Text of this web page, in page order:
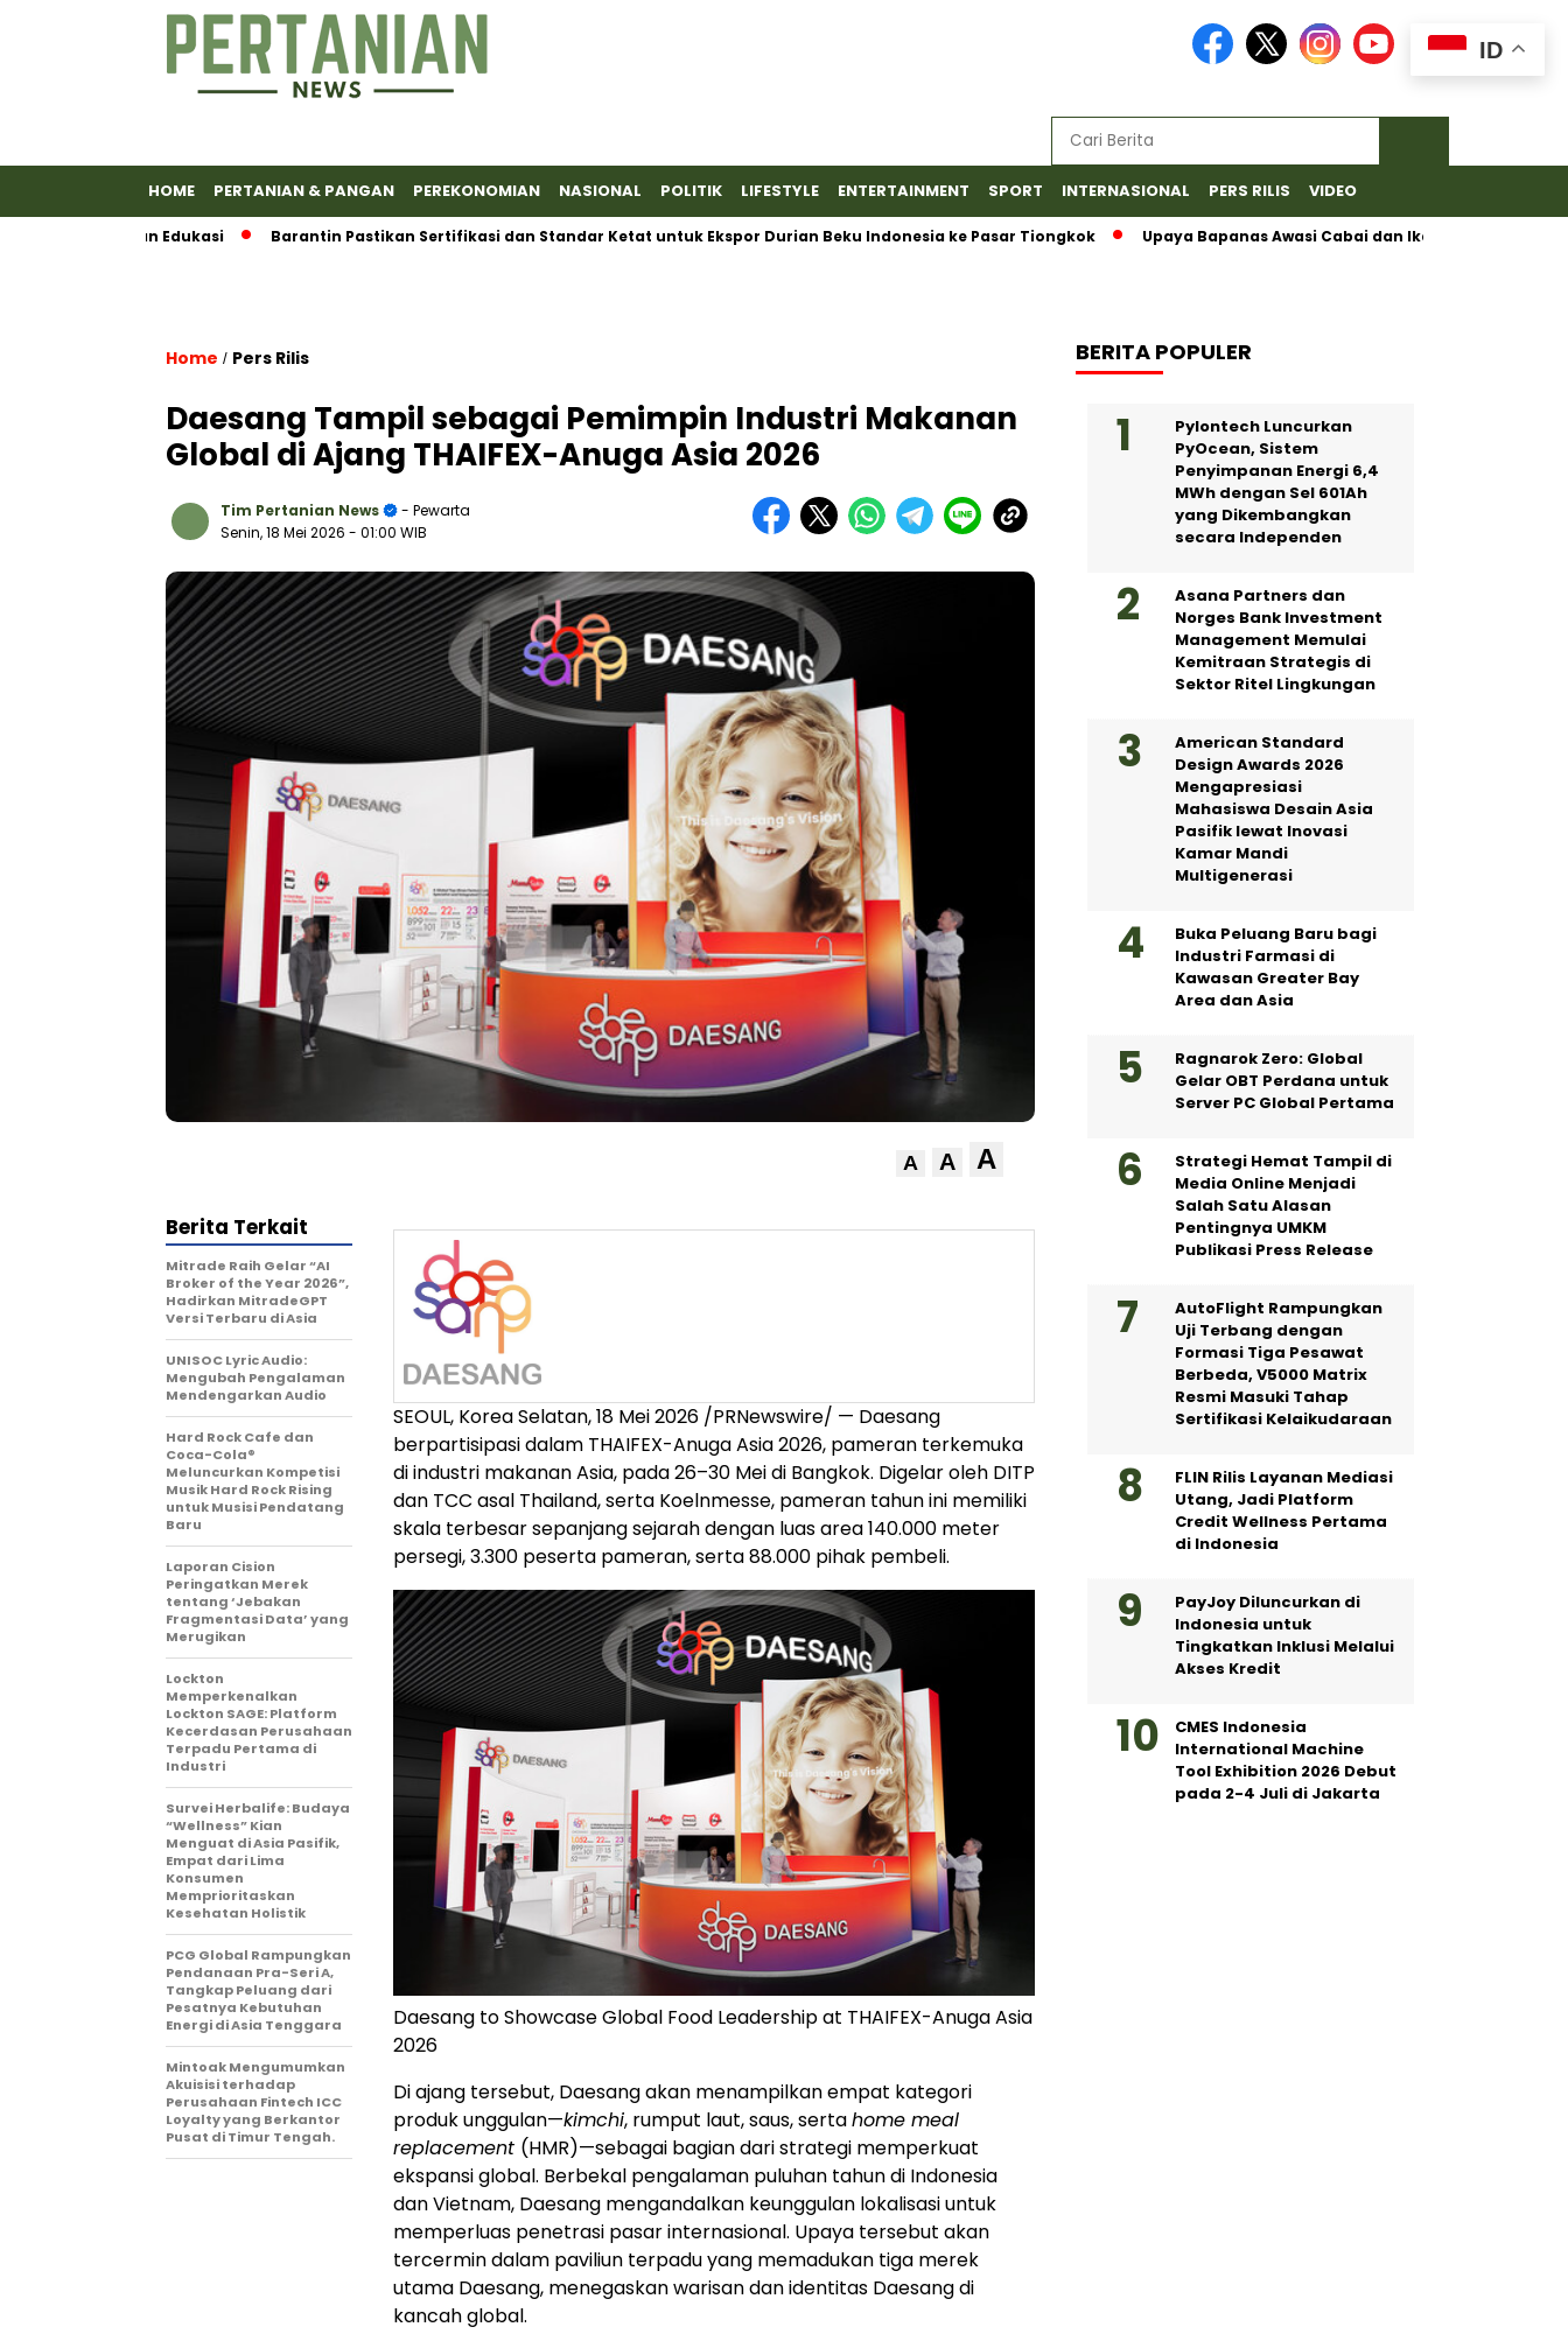
HOME PERTANIAN & PANGAN PEREKONOMIAN NASIONAL POLITIK LIFESTYLE ENTERTAINMENT SPORT INTERNASIONAL PERS RILIS VIDEO
dan Edukasi Barantin Pastikan Sertifikasi dan Standar Ketat untuk Ekspor Durian Beku Indonesia ke Pasar Tiongkok Upaya Bapanas Awasi Cabai dan Ikan Asin Demi Jaga
Home / Pers Rilis
Daesang Tampil sebagai Pemimpin Industri Makanan
Global di Ajang THAIFEX-Anuga Asia 2026
Tim Pertanian News
- Pewarta
Senin, 18 Mei 2026 - 01:00 WIB
A A A
SEOUL, Korea Selatan, 18 Mei 2026 /PRNewswire/ — Daesang
berpartisipasi dalam THAIFEX-Anuga Asia 2026, pameran terkemuka
di industri makanan Asia, pada 26–30 Mei di Bangkok. Digelar oleh DITP
dan TCC asal Thailand, serta Koelnmesse, pameran tahun ini memiliki
skala terbesar sepanjang sejarah dengan luas area 140.000 meter
persegi, 3.300 peserta pameran, serta 88.000 pihak pembeli.
Daesang to Showcase Global Food Leadership at THAIFEX-Anuga Asia
2026
Di ajang tersebut, Daesang akan menampilkan empat kategori
produk unggulan—kimchi, rumput laut, saus, sertahome meal
replacement (HMR)—sebagai bagian dari strategi memperkuat
ekspansi global. Berbekal pengalaman puluhan tahun di Indonesia
dan Vietnam, Daesang mengandalkan keunggulan lokalisasi untuk
memperluas penetrasi pasar internasional. Upaya tersebut akan
tercermin dalam paviliun terpadu yang memadukan tiga merek
utama Daesang, menegaskan warisan dan identitas Daesang di
kancah global.
Berita Terkait
Mitrade Raih Gelar “AI
Broker of the Year 2026”,
Hadirkan MitradeGPT
Versi Terbaru di Asia
UNISOC Lyric Audio:
Mengubah Pengalaman
Mendengarkan Audio
Hard Rock Cafe dan
Coca-Cola®
Meluncurkan Kompetisi
Musik Hard Rock Rising
untuk Musisi Pendatang
Baru
Laporan Cision
Peringatkan Merek
tentang ‘Jebakan
Fragmentasi Data’ yang
Merugikan
Lockton
Memperkenalkan
Lockton SAGE: Platform
Kecerdasan Perusahaan
Terpadu Pertama di
Industri
Survei Herbalife: Budaya
“Wellness” Kian
Menguat di Asia Pasifik,
Empat dari Lima
Konsumen
Memprioritaskan
Kesehatan Holistik
PCG Global Rampungkan
Pendanaan Pra-Seri A,
Tangkap Peluang dari
Pesatnya Kebutuhan
Energi di Asia Tenggara
Mintoak Mengumumkan
Akuisisi terhadap
Perusahaan Fintech ICC
Loyalty yang Berkantor
Pusat di Timur Tengah.
BERITA POPULER
Pylontech Luncurkan
PyOcean, Sistem
Penyimpanan Energi 6,4
MWh dengan Sel 601Ah
yang Dikembangkan
secara Independen
Asana Partners dan
Norges Bank Investment
Management Memulai
Kemitraan Strategis di
Sektor Ritel Lingkungan
American Standard
Design Awards 2026
Mengapresiasi
Mahasiswa Desain Asia
Pasifik lewat Inovasi
Kamar Mandi
Multigenerasi
Buka Peluang Baru bagi
Industri Farmasi di
Kawasan Greater Bay
Area dan Asia
Ragnarok Zero: Global
Gelar OBT Perdana untuk
Server PC Global Pertama
Strategi Hemat Tampil di
Media Online Menjadi
Salah Satu Alasan
Pentingnya UMKM
Publikasi Press Release
AutoFlight Rampungkan
Uji Terbang dengan
Formasi Tiga Pesawat
Berbeda, V5000 Matrix
Resmi Masuki Tahap
Sertifikasi Kelaikudaraan
FLIN Rilis Layanan Mediasi
Utang, Jadi Platform
Credit Wellness Pertama
di Indonesia
PayJoy Diluncurkan di
Indonesia untuk
Tingkatkan Inklusi Melalui
Akses Kredit
CMES Indonesia
International Machine
Tool Exhibition 2026 Debut
pada 2-4 Juli di Jakarta
ID